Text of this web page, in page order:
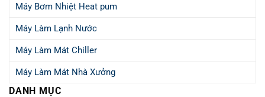
Máy Bơm Nhiệt Heat pum
Máy Làm Lạnh Nước
Máy Làm Mát Chiller
Máy Làm Mát Nhà Xưởng
DANH MỤC